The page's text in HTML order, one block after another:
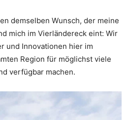
demselben Wunsch, der meine
mich im Vierländereck eint: Wir
und Innovationen hier im
Region für möglichst viele
verfügbar machen.